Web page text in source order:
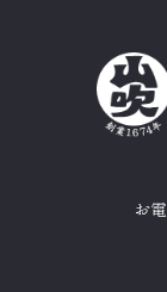
お